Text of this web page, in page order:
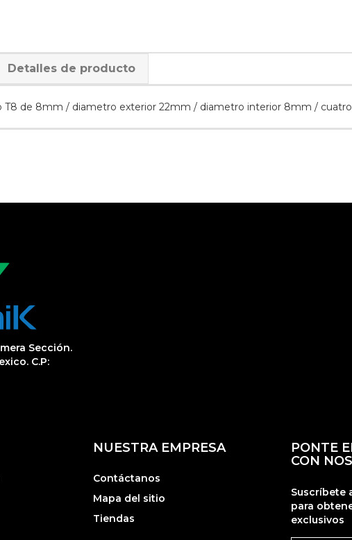
Detalles de producto
T8 de 8mm / diametro exterior 22mm / diametro interior 8mm / cuatro
Sección.
C.P:
NUESTRA EMPRESA
Contáctanos
Mapa del sitio
Tiendas
PONTE
CON
Suscríbete
para
exclusivos